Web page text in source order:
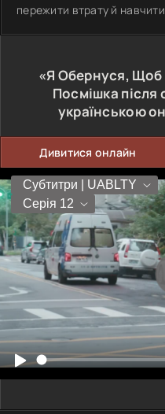
пережити втрату й
«Я Обернуся, Щоб
Посмішка після
українською
Дивитися онлайн